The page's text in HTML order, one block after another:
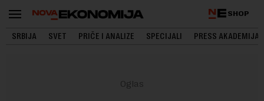
SHOP
SRBIJA SVET PRIČE I ANALIZE SPECIJALI PRESS AKADEMIJA